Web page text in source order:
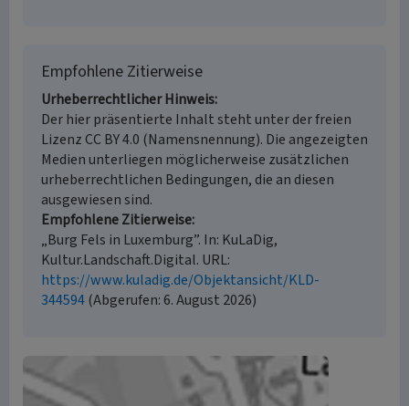
Empfohlene Zitierweise
Urheberrechtlicher Hinweis
Der hier präsentierte Inhalt steht unter der freien
Lizenz CC BY 4.0 (Namensnennung). Die angezeigten
Medien unterliegen möglicherweise zusätzlichen
urheberrechtlichen Bedingungen, die an diesen
ausgewiesen sind.
Empfohlene Zitierweise
„Burg Fels in Luxemburg”. In: KuLaDig,
Kultur.Landschaft.Digital. URL:
https://www.kuladig.de/Objektansicht/KLD-
344594(Abgerufen: 6. August 2026)